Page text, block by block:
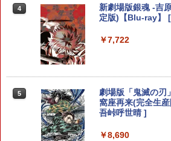
4
【ダイヤ・プラチ
リーでポイント10
ゲームソフト スプ
Nintendo Switch
Switch 2 Edition[
￥1,780
reek PS4 PS5
ン対応【定形外郵
リス堂※箱壊れに
できません
￥2,190
4
新劇場版銀魂 -吉
定版)【Blu-ray】
￥7,722
5
劇場版「鬼滅の刃
窩座再来(完全生
吾峠呼世晴 ]
￥8,690